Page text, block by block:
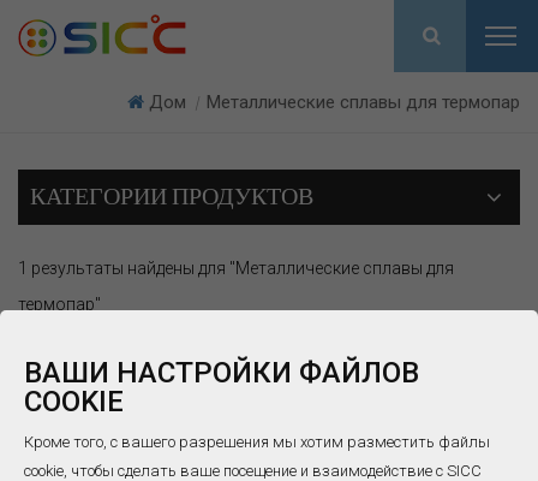
ВАШИ НАСТРОЙКИ ФАЙЛОВ
COOKIE
Кроме того, с вашего разрешения мы хотим разместить файлы
cookie, чтобы сделать ваше посещение и взаимодействие с SICC
Дом | Металлические сплавы для термопар
КАТЕГОРИИ ПРОДУКТОВ
1 результаты найдены для "Металлические сплавы для
термопар"